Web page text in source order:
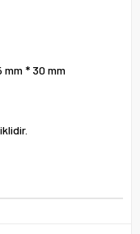
mm * 30 mm